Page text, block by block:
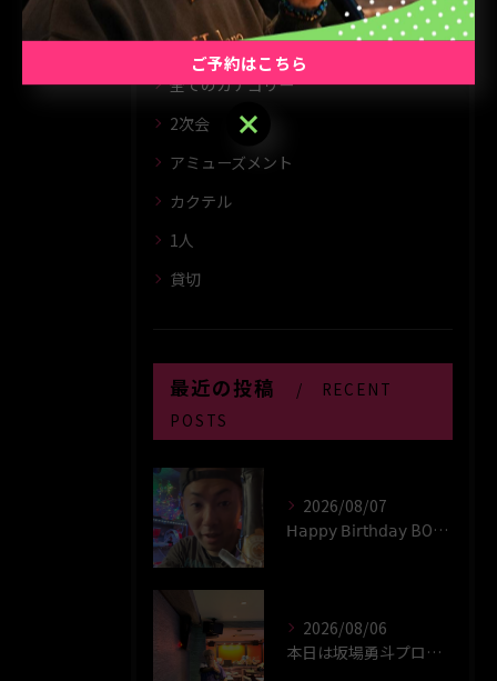
カテゴリー CATEGORIES
全てのカテゴリー
2次会
アミューズメント
カクテル
1人
貸切
最近の投稿
RECENT
POSTS
2026/08/07
𝖧𝖺𝗉𝗉𝗒 𝖡𝗂𝗋𝗍𝗁𝖽𝖺𝗒 BOY‪(*´꒳`∩)‬ﾊｲ
2026/08/06
本日は坂場勇斗プロプレイヤーデイ！！
ご予約はこちら
ご予約はこちら